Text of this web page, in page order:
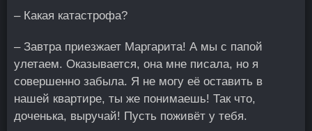
– Какая катастрофа?
– Завтра приезжает Маргарита! А мы с папой
улетаем. Оказывается, она мне писала, но я
совершенно забыла. Я не могу её оставить в
нашей квартире, ты же понимаешь! Так что,
доченька, выручай! Пусть поживёт у тебя.